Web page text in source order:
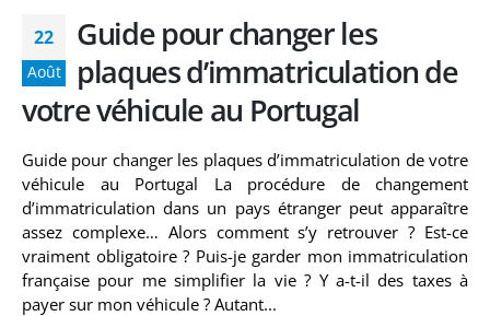
22
Août
Guide pour changer les
plaques d’immatriculation de
votre véhicule au Portugal
Guide pour changer les plaques d’immatriculation de votre
véhicule au Portugal La procédure de changement
d’immatriculation dans un pays étranger peut apparaître
assez complexe… Alors comment s’y retrouver ? Est-ce
vraiment obligatoire ? Puis-je garder mon immatriculation
française pour me simplifier la vie ? Y a-t-il des taxes à
payer sur mon véhicule ? Autant...